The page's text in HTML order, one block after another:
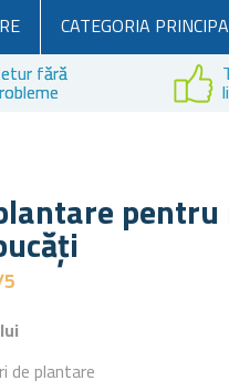
CATEGORIA
fără
de plantare